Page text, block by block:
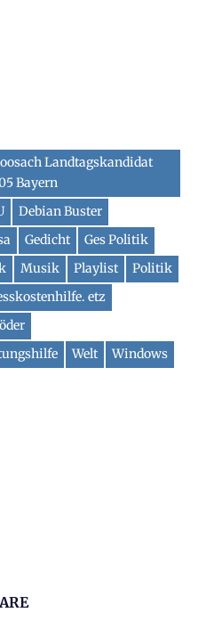
Landtagskandidat
Bayern
Debian Buster
Gedicht
Ges Politik
Musik Playlist
Politik
etz
Welt Windows